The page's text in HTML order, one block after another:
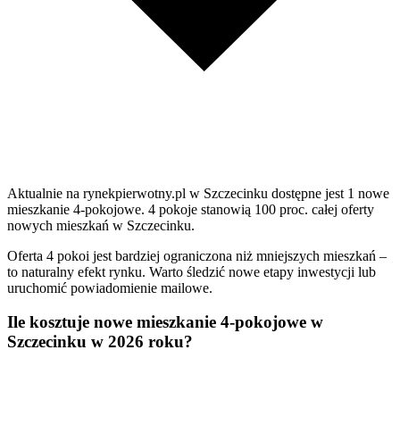
Aktualnie na rynekpierwotny.pl w Szczecinku dostępne jest 1 nowe
mieszkanie 4-pokojowe. 4 pokoje stanowią 100 proc. całej oferty
nowych mieszkań w Szczecinku.
Oferta 4 pokoi jest bardziej ograniczona niż mniejszych mieszkań –
to naturalny efekt rynku. Warto śledzić nowe etapy inwestycji lub
uruchomić powiadomienie mailowe.
Ile kosztuje nowe mieszkanie 4-pokojowe w
Szczecinku w 2026 roku?